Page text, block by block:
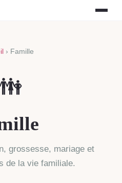
› Famille
grossesse, mariage et
de la vie familiale.